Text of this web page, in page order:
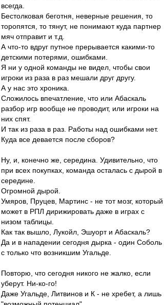
всегда.
Бестолковая беготня, неверные решения, то
торопятся, то тянут, не понимают куда партнер
мяч отправит и т.д.
А что-то вдруг путное прерывается какими-то
детскими потерями, ошибками.
Я ни у одной команды не видел, чтобы свои
игроки из раза в раз мешали друг другу.
А у нас это хроника.
Сложилось впечатление, что или Абаскаль
разбор игр вообще не проводит, или игроки на
них спят.
И так из раза в раз. Работы над ошибками нет.
Куда все девается после сборов?
Ну, и, конечно же, середина. Удивительно, что
при всех покупках, команда осталась с дырой в
середине.
Огромной дырой.
Умяров, Пруцев, Мартинс - не тот мозг, который
может в РПЛ дирижировать даже в играх с
низом таблицы.
Как так вышло, Лукойл, Эшуорт и Абаскаль?
Да и в нападении сегодня дырка - один Соболь
с только что возникшим Угальде.
Повторю, что сегодня никого не жалко, если
уберут. Ни-ко-го!
Даже Угальде, Литвинов и К - не хребет, а лишь